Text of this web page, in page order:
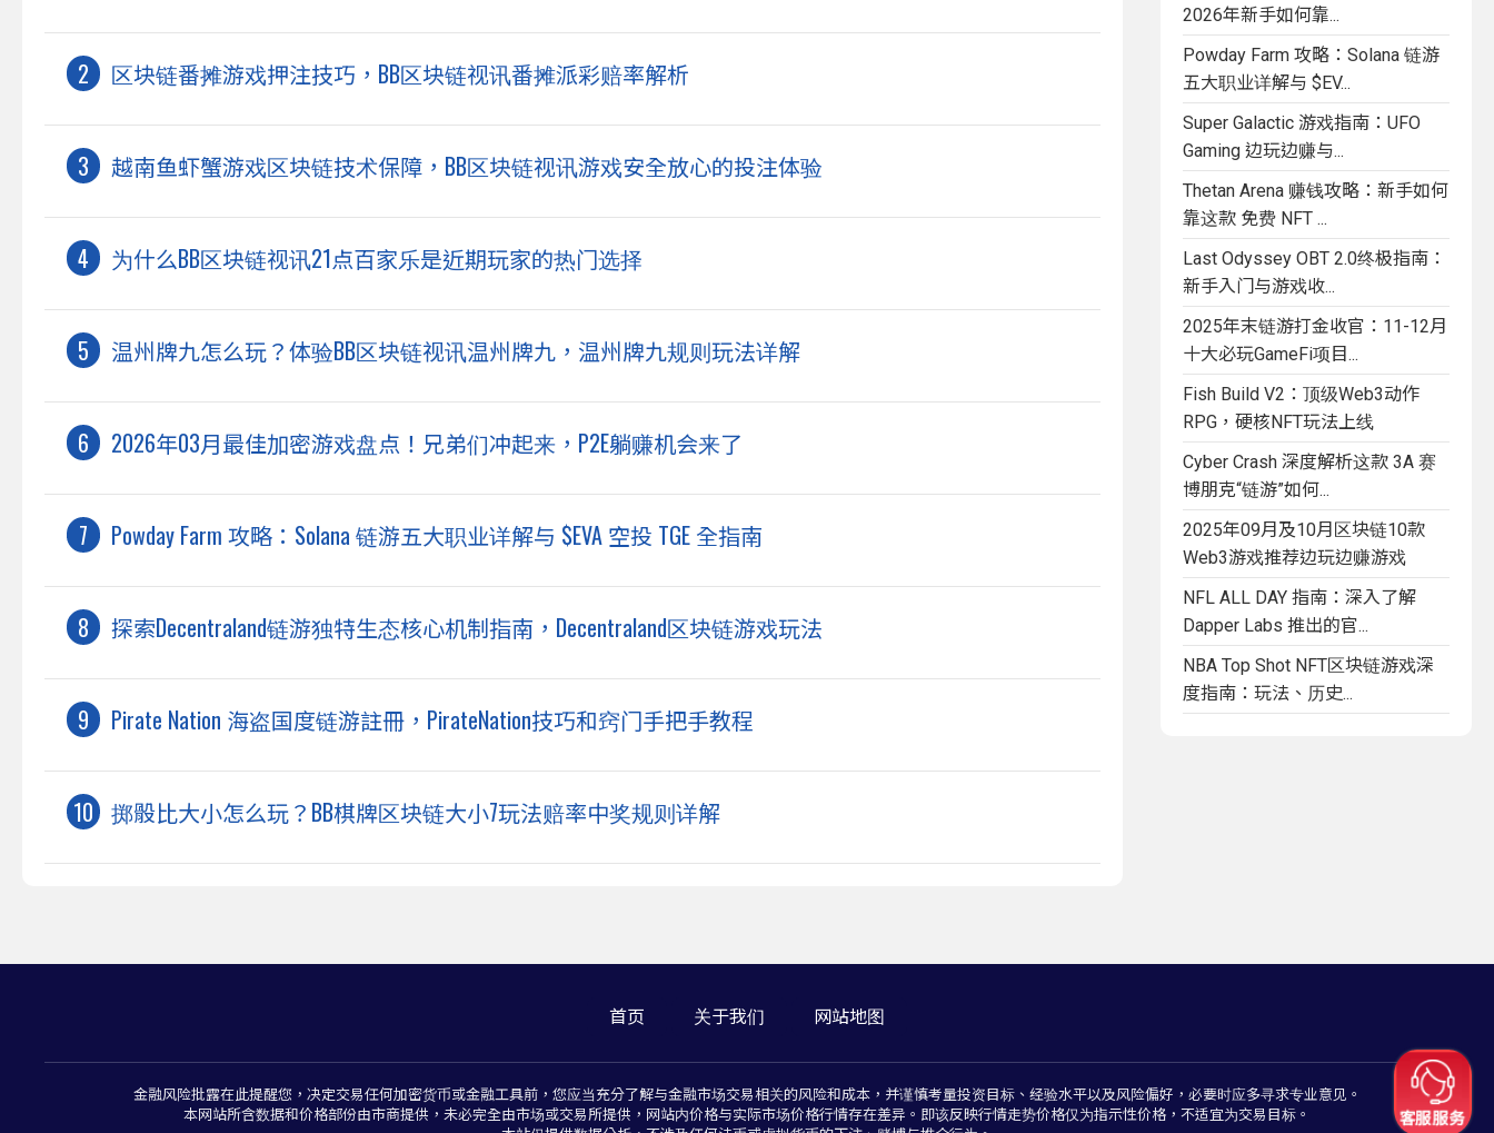
区块链番摊游戏押注技巧，BB区块链视讯番摊派彩赔率解析
越南鱼虾蟹游戏区块链技术保障，BB区块链视讯游戏安全放心的投注体验
为什么BB区块链视讯21点百家乐是近期玩家的热门选择
温州牌九怎么玩？体验BB区块链视讯温州牌九，温州牌九规则玩法详解
2026年03月最佳加密游戏盘点！兄弟们冲起来，P2E躺赚机会来了
Powday Farm 攻略：Solana 链游五大职业详解与 $EVA 空投 TGE 全指南
探索Decentraland链游独特生态核心机制指南，Decentraland区块链游戏玩法
Pirate Nation 海盗国度链游註冊，PirateNation技巧和窍门手把手教程
掷骰比大小怎么玩？BB棋牌区块链大小7玩法赔率中奖规则详解
2026年新手如何靠...
Powday Farm 攻略：Solana 链游
五大职业详解与 $EV...
Super Galactic 游戏指南：UFO
Gaming 边玩边赚与...
Thetan Arena 赚钱攻略：新手如何
靠这款 免费 NFT ...
Last Odyssey OBT 2.0终极指南：
新手入门与游戏收...
2025年末链游打金收官：11-12月
十大必玩GameFi项目...
Fish Build V2：顶级Web3动作
RPG，硬核NFT玩法上线
Cyber Crash 深度解析这款 3A 赛
博朋克“链游”如何...
2025年09月及10月区块链10款
Web3游戏推荐边玩边赚游戏
NFL ALL DAY 指南：深入了解
Dapper Labs 推出的官...
NBA Top Shot NFT区块链游戏深
度指南：玩法、历史...
首页 关于我们 网站地图
金融风险批露在此提醒您，决定交易任何加密货币或金融工具前，您应当充分了解与金融市场交易相关的风险和成本，并谨慎考量投资目标、经验水平以及风险偏好，必要时应多寻求专业意见。
本网站所含数据和价格部份由市商提供，未必完全由市场或交易所提供，网站内价格与实际市场价格行情存在差异。即该反映行情走势价格仅为指示性价格，不适宜为交易目标。